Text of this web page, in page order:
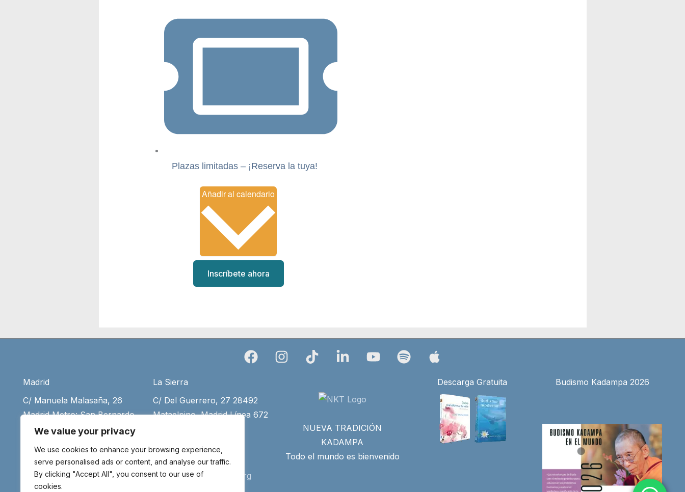
We value your privacy
We use cookies to enhance your browsing experience,
serve personalised ads or content, and analyse our traffic.
By clicking "Accept All", you consent to our use of
cookies.
Plazas limitadas – ¡Reserva la tuya!
Inscríbete ahora
Madrid
C/ Manuela Malasaña, 26
Madrid Metro: San Bernardo
(+34) 917 55 75 35
(+34) 699 11 08 39
Aviso legal
La Sierra
C/ Del Guerrero, 27 28492
Mataelpino, Madrid Línea 672
(+34) 699 11 08 39
info@meditaenmadrid.org
NUEVA TRADICIÓN
KADAMPA
Todo el mundo es bienvenido
Descarga Gratuita Budismo Kadampa 2026